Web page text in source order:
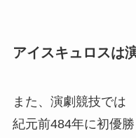
アイスキュロスは
また、演劇競技では
紀元前484年に初優勝